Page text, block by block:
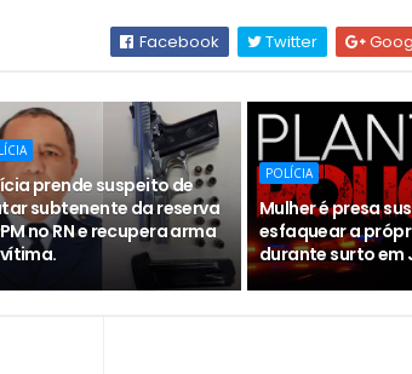
Facebook Twitter
prende suspeito de
subtenente da reserva
no RN e recupera arma
POLÍCIA
Mulher é presa
esfaquear a
durante surto em